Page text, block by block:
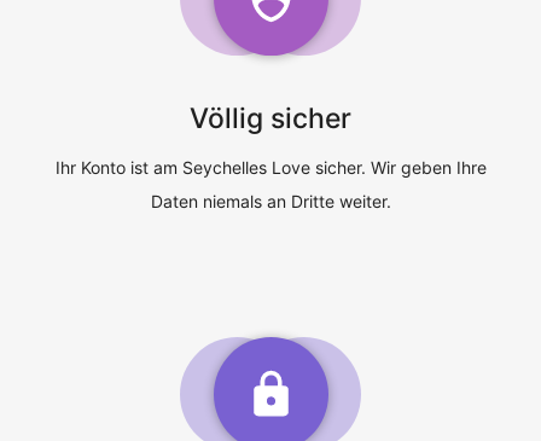
Völlig sicher
Ihr Konto ist am Seychelles Love sicher. Wir geben Ihre
Daten niemals an Dritte weiter.